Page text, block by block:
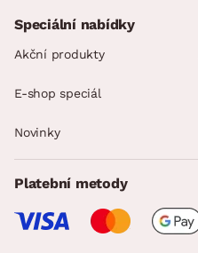
Speciální nabídky
Akční produkty
E-shop speciál
Novinky
Platební metody